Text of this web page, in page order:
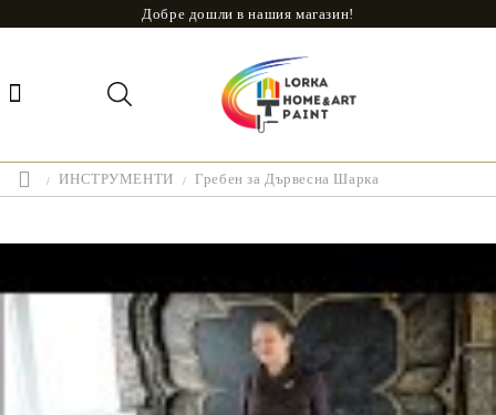
Добре дошли в нашия магазин!
ИНСТРУМЕНТИ Гребен за Дървесна Шарка